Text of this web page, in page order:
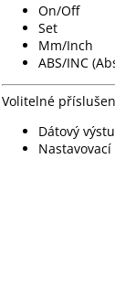
On/Off
Set
Mm/Inch
ABS/INC
Volitelné
Dátový